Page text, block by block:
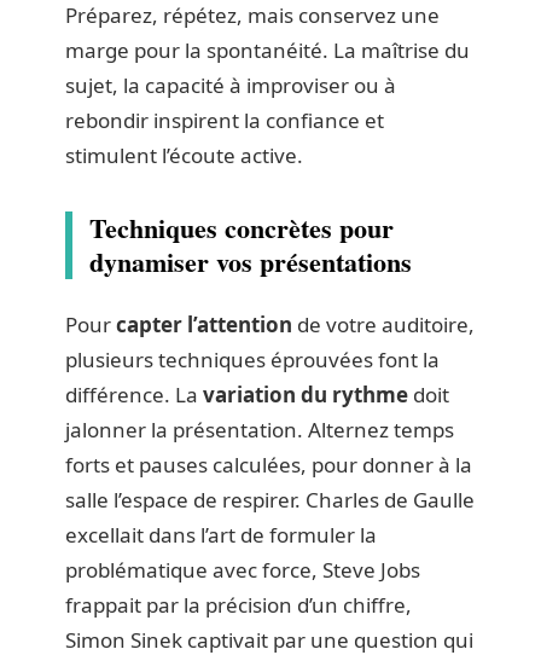
Préparez, répétez, mais conservez une
marge pour la spontanéité. La maîtrise du
sujet, la capacité à improviser ou à
rebondir inspirent la confiance et
stimulent l’écoute active.
Techniques concrètes pour
dynamiser vos présentations
Pourcapter l’attention de votre auditoire,
plusieurs techniques éprouvées font la
différence. La variation du rythme doit
jalonner la présentation. Alternez temps
forts et pauses calculées, pour donner à la
salle l’espace de respirer. Charles de Gaulle
excellait dans l’art de formuler la
problématique avec force, Steve Jobs
frappait par la précision d’un chiffre,
Simon Sinek captivait par une question qui